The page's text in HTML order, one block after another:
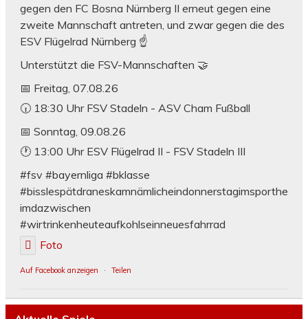
gegen den FC Bosna Nürnberg II erneut gegen eine
zweite Mannschaft antreten, und zwar gegen die des
ESV Flügelrad Nürnberg ☝️
Unterstützt die FSV-Mannschaften 🤝
📅 Freitag, 07.08.26
🕡 18:30 Uhr FSV Stadeln - ASV Cham Fußball
📅 Sonntag, 09.08.26
🕐 13:00 Uhr ESV Flügelrad II - FSV Stadeln III
#fsv #bayernliga #bklasse
#bisslespätdraneskamnämlicheindonnerstagimsporthe
imdazwischen
#wirtrinkenheuteaufkohlseinneuesfahrrad
Foto
Auf Facebook anzeigen · Teilen